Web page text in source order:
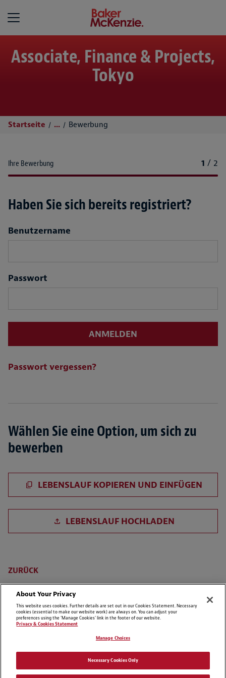
Baker McKenzie
Associate, Finance & Projects,
Tokyo
Startseite ... Bewerbung
Ihre Bewerbung 1 / 2
Haben Sie sich bereits registriert?
Login
Benutzername
Passwort
ANMELDEN
Passwort vergessen?
Wählen Sie eine Option, um sich zu
bewerben
LEBENSLAUF KOPIEREN UND EINFÜGEN
LEBENSLAUF HOCHLADEN
ZURÜCK
Datenschutzerklärung
About Your Privacy
This website uses cookies. Further details are set out in our Cookies Statement. Necessary
cookies (essential to make our website work) are always on. You can adjust your
preferences using the 'Manage Cookies' link in the footer of our website.
Privacy & Cookies Statement
Manage Choices
Necessary Cookies Only